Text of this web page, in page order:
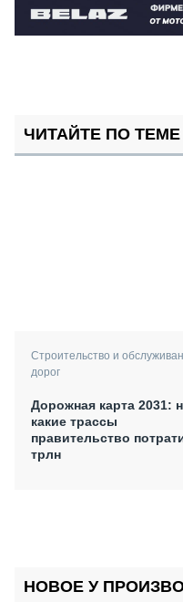
ЧИТАЙТЕ ПО ТЕМЕ
Строительство и
дорог
Дорожная карта 2031:
какие трассы
правительство
трлн
НОВОЕ У